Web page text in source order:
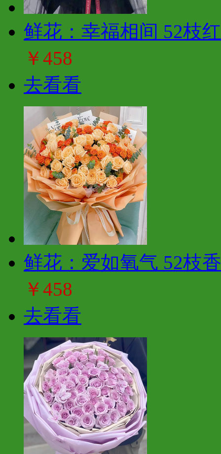
鲜花：幸福相间 52枝
￥458
去看看
鲜花：爱如氧气 52枝
￥458
去看看